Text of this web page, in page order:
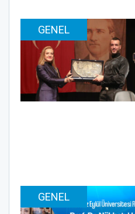
GENEL
GENEL